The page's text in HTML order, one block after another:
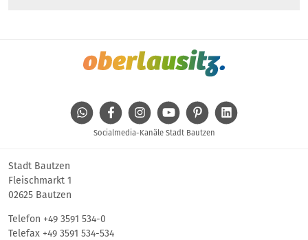
WhatsAppFacebookInstagramYoutube Pinterest
Socialmedia-Kanäle Stadt Bautzen
Stadt Bautzen
Fleischmarkt 1
02625 Bautzen
Telefon +49 3591 534-0
Telefax +49 3591 534-534